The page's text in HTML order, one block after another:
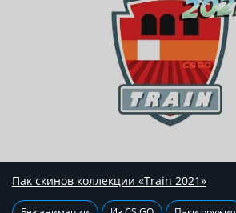
Пак скинов коллекции «Train 2021»